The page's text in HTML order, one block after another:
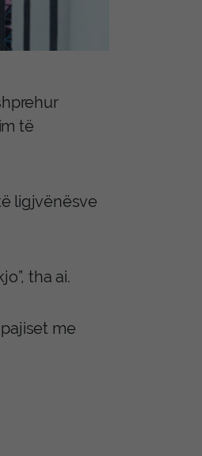
të
ligjvënësve
tha ai.
me